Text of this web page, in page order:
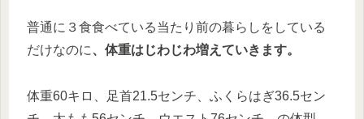
普通に３食食べている当たり前の暮らしをしている
だけなのに、体重はじわじわ増えていきます。
体重60キロ、足首21.5センチ、ふくらはぎ36.5セン